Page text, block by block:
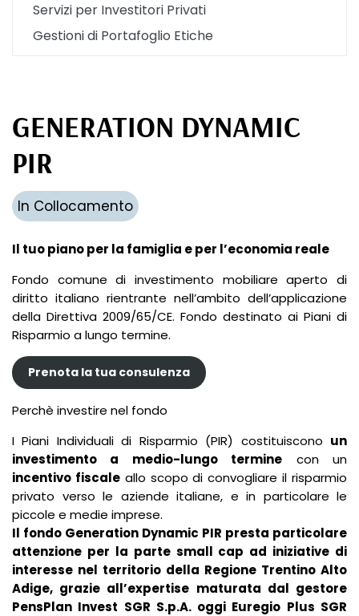
Servizi per Investitori Privati
Gestioni di Portafoglio Etiche
GENERATION DYNAMIC
PIR
In Collocamento
Il tuo piano per la famiglia e per l’economia reale
Fondo comune di investimento mobiliare aperto di
diritto italiano rientrante nell’ambito dell’applicazione
della Direttiva 2009/65/CE. Fondo destinato ai Piani di
Risparmio a lungo termine.
Prenota la tua consulenza
Perchè investire nel fondo
I Piani Individuali di Risparmio (PIR) costituiscono un
investimento a medio-lungo termine con un
incentivo fiscaleallo scopo di convogliare il risparmio
privato verso le aziende italiane, e in particolare le
piccole e medie imprese.
Il fondo Generation Dynamic PIR presta particolare
attenzione per la parte small cap ad iniziative di
interesse nel territorio della Regione Trentino Alto
Adige, grazie all’expertise maturata dal gestore
PensPlan Invest SGR S.p.A. oggi Euregio Plus SGR